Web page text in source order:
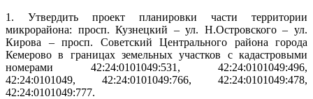
1. Утвердить проект планировки части территории
микрорайона: просп. Кузнецкий – ул. Н.Островского – ул.
Кирова – просп. Советский Центрального района города
Кемерово в границах земельных участков с кадастровыми
номерами 42:24:0101049:531, 42:24:0101049:496,
42:24:0101049, 42:24:0101049:766, 42:24:0101049:478,
42:24:0101049:777.